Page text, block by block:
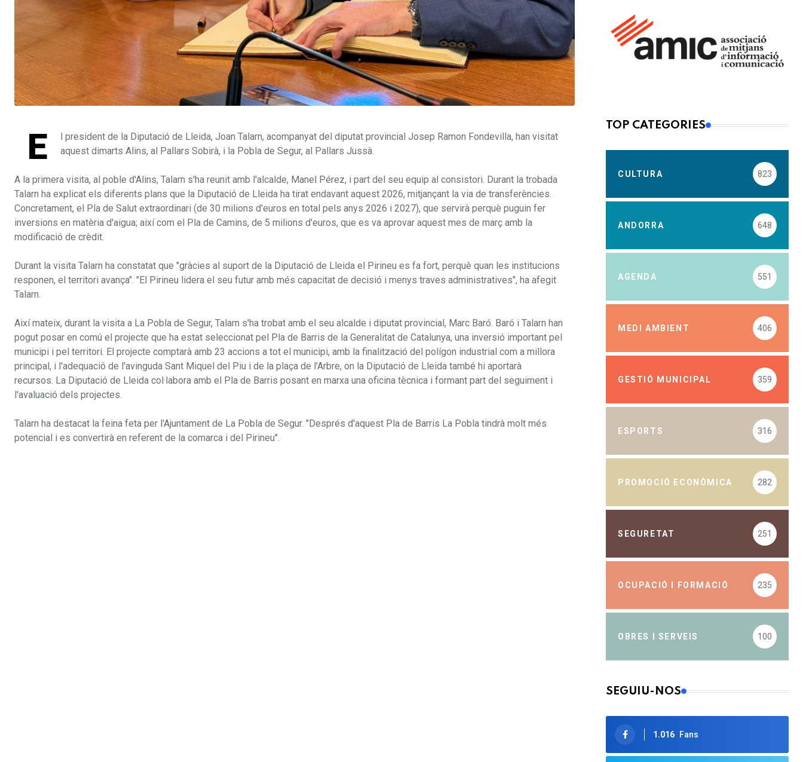
E
l president de la Diputació de Lleida, Joan Talarn, acompanyat del diputat provincial Josep Ramon Fondevilla, han visitat
aquest dimarts Alins, al Pallars Sobirà, i la Pobla de Segur, al Pallars Jussà.
A la primera visita, al poble d'Alins, Talarn s'ha reunit amb l'alcalde, Manel Pérez, i part del seu equip al consistori. Durant la trobada
Talarn ha explicat els diferents plans que la Diputació de Lleida ha tirat endavant aquest 2026, mitjançant la via de transferències.
Concretament, el Pla de Salut extraordinari (de 30 milions d'euros en total pels anys 2026 i 2027), que servirà perquè puguin fer
inversions en matèria d'aigua; així com el Pla de Camins, de 5 milions d'euros, que es va aprovar aquest mes de març amb la
modificació de crèdit.
Durant la visita Talarn ha constatat que "gràcies al suport de la Diputació de Lleida el Pirineu es fa fort, perquè quan les institucions
responen, el territori avança". "El Pirineu lidera el seu futur amb més capacitat de decisió i menys traves administratives", ha afegit
Talarn.
Així mateix, durant la visita a La Pobla de Segur, Talarn s'ha trobat amb el seu alcalde i diputat provincial, Marc Baró. Baró i Talarn han
pogut posar en comú el projecte que ha estat seleccionat pel Pla de Barris de la Generalitat de Catalunya, una inversió important pel
municipi i pel territori. El projecte comptarà amb 23 accions a tot el municipi, amb la finalització del polígon industrial com a millora
principal, i l'adequació de l'avinguda Sant Miquel del Piu i de la plaça de l'Arbre, on la Diputació de Lleida també hi aportarà
recursos. La Diputació de Lleida col·labora amb el Pla de Barris posant en marxa una oficina tècnica i formant part del seguiment i
l'avaluació dels projectes.
Talarn ha destacat la feina feta per l'Ajuntament de La Pobla de Segur. "Després d'aquest Pla de Barris La Pobla tindrà molt més
potencial i es convertirà en referent de la comarca i del Pirineu".
TOP CATEGORIES
CULTURA 823
ANDORRA 648
AGENDA 551
MEDI AMBIENT 406
GESTIÓ MUNICIPAL 359
ESPORTS 316
PROMOCIÓ ECONÒMICA 282
SEGURETAT 251
OCUPACIÓ I FORMACIÓ 235
OBRES I SERVEIS 100
SEGUIU-NOS
1.016 Fans